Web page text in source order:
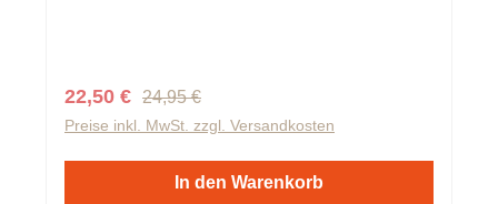
Verkaufspreis:
22,50 € Regulärer Preis:
24,95 €
Preise inkl. MwSt. zzgl. Versandkosten
In den Warenkorb